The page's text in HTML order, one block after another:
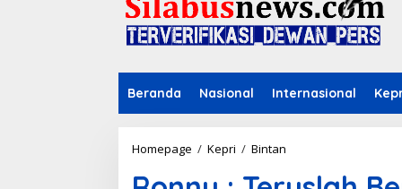
Beranda Nasional Internasional
Homepage / Kepri / Bintan
n